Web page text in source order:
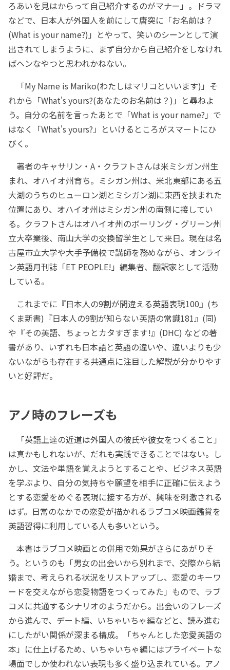
ろあいを見はからって自己紹介するのがマナー」。ドラマ
などで、日本人が外国人を前にして唐突に「お名前は？
(What is your name?)」とやって、笑いのシーンとして演
出されてしまうように、まず自分から自己紹介をしなけれ
ばヘンなやつと思われかねない。
「My Name is Mariko(わたしはマリコといいます)」そ
れから「What's yours?(あなたのお名前は？)」と尋ねよ
う。自分の名前を言ったあとで「What is your name?」で
はなく「What's yours?」といけるところがスマートにひ
びく。
著者のキャサリン・A・クラフトさんは米ミシガン州生
まれ、オハイオ州育ち。ミシガン州は、米北東部にある五
大湖のうちのヒューロン湖とミシガン湖に東西を挟まれた
位置にあり、オハイオ州はミシガン州の南側に接してい
る。クラフトさんはオハイオ州のボーリング・グリーン州
立大卒業後、南山大学の交換留学生として来日。現在は名
古屋市立大学や大手予備校で講師を務めながら、オンライ
ン英語月刊誌「ET PEOPLE!」編集者、翻訳家として活動
している。
これまでに『日本人の9割が間違える英語表現100』(ち
くま新書)『日本人の9割が知らない英語の常識181』(同)
や『その英語、ちょっとカタすぎます!』(DHC) などの著
書があり、いずれも日本語と英語の違いや、違いよりも少
ないながらも存在する共通点に注目した解説が分かりやす
いと好評だ。
アノ時のフレーズも
「英語上達の近道は外国人の彼氏や彼女をつくること」
は真かもしれないが、だれも実践できることではない。し
かし、文法や単語を覚えようとすることや、ビジネス英語
を学ぶより、自分の気持ちや願望を相手に正確に伝えよう
とする恋愛をめぐる表現に接する方が、興味を刺激される
はず。日常のなかでの恋愛が描かれるラブコメ映画鑑賞を
英語習得に利用している人も多いという。
本書はラブコメ映画との併用で効果がさらにあがりそ
う。というのも「男女の出会いから別れまで、交際から結
婚まで、考えられる状況をリストアップし、恋愛のキーワ
ードを交えながら恋愛物語をつくってみた」もので、ラブ
コメに共通するシナリオのようだから。出会いのフレーズ
から進んで、デート編、いちゃいちゃ編などと、読み進む
にしたがい関係が深まる構成。「ちゃんとした恋愛英語の
本」に仕上げるため、いちゃいちゃ編にはプライベートな
場面でしか使われない表現も多く盛り込まれている。アノ